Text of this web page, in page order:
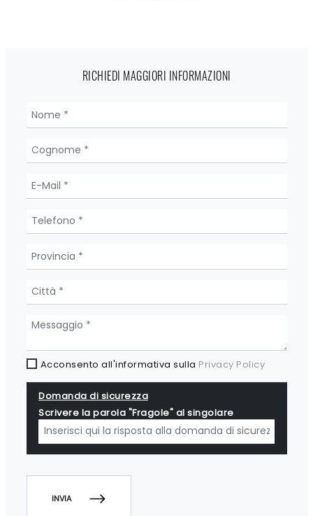
RICHIEDI MAGGIORI INFORMAZIONI
Acconsento all'informativa sulla Privacy Policy
Domanda di sicurezza
Scrivere la parola "Fragole" al singolare
INVIA